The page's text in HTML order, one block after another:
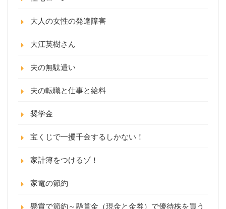
大人の女性の発達障害
大江英樹さん
夫の無駄遣い
夫の転職と仕事と給料
奨学金
宝くじで一攫千金するしかない！
家計簿をつけるゾ！
家電の節約
懸賞で節約～懸賞金（現金と金券）で優待株を買う